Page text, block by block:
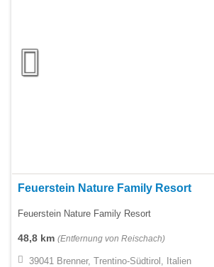
Feuerstein Nature Family Resort
Feuerstein Nature Family Resort
48,8 km (Entfernung von Reischach)
39041 Brenner, Trentino-Südtirol, Italien